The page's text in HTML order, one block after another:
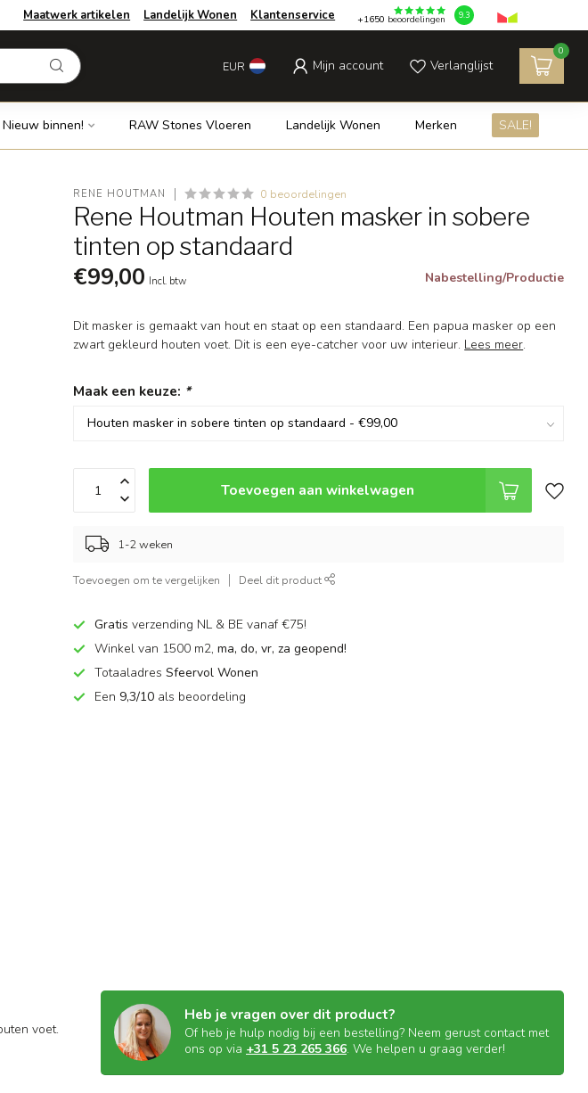
Maatwerk artikelen Landelijk Wonen Klantenservice +1650 beoordelingen 9.3
EUR Mijn account Verlanglijst
0
Nieuw binnen! RAW Stones Vloeren Landelijk Wonen Merken SALE!
RENE HOUTMAN 0 beoordelingen
Rene Houtman Houten masker in sobere
tinten op standaard
€99,00 Incl. btw Nabestelling/Productie
Dit masker is gemaakt van hout en staat op een standaard. Een papua masker op een
zwart gekleurd houten voet. Dit is een eye-catcher voor uw interieur. Lees meer.
Maak een keuze: *
Toevoegen aan winkelwagen
1-2 weken
Toevoegen om te vergelijken Deel dit product
Gratisverzending NL & BE vanaf €75!
Winkel van 1500 m2,ma, do, vr, za geopend!
TotaaladresSfeervol Wonen
Een 9,3/10 als beoordeling
voet.
Heb je vragen over dit product?
Of heb je hulp nodig bij een bestelling? Neem gerust contact met
ons op via +31 5 23 265 366. We helpen u graag verder!